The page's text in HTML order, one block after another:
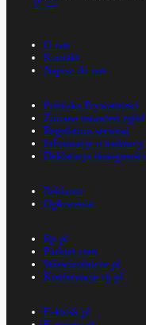
O nas
Kontakt
Napisz do nas
Polityka Prywatności
Zmiana ustawień zgód
Regulamin serwisu
Informacje o nadawcy
Deklaracja dostępności
Reklama
Ogłoszenia
Rp.pl
Parkiet.com
Wiescirolnicze.pl
Konferencje.rp.pl
E-kiosk.pl